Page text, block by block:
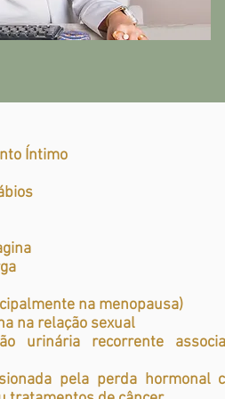
Íntimo
na menopausa)
na relação sexual
urinária recorrente
pela perda hormonal